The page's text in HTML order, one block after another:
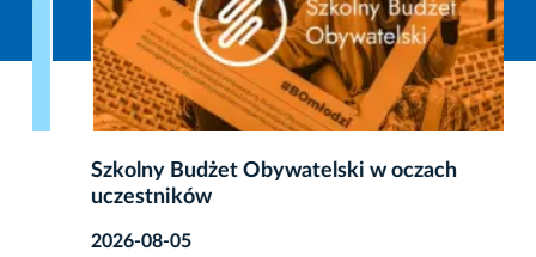
Szkolny Budżet Obywatelski w oczach
uczestników
2026-08-05